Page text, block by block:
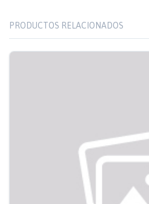
PRODUCTOS RELACIONADOS